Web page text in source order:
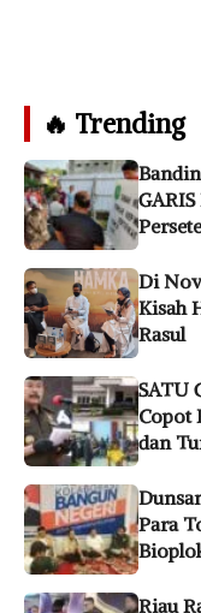
🔥 Trending
Di
Kisah
Rasul
SATU
Copot
dan
Para
Riau